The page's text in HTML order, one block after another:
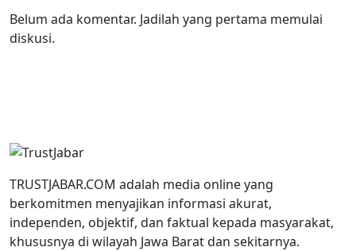
Belum ada komentar. Jadilah yang pertama memulai
diskusi.
TRUSTJABAR.COM adalah media online yang
berkomitmen menyajikan informasi akurat,
independen, objektif, dan faktual kepada masyarakat,
khususnya di wilayah Jawa Barat dan sekitarnya.